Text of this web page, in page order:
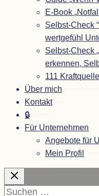
E-Book„
Selbst-Check“
wert­ge­fühl
Selbst-Check„
erken­nen,
111
Über mich
Kon­takt
🔒
Für Unter­neh­men
Ange­bote für
Mein Pro­fil
Suchen